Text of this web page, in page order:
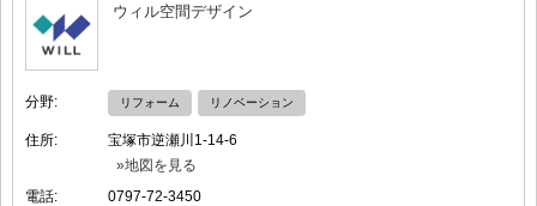
ウィル空間デザイン
分野: リフォーム リノベーション
住所:
宝塚市逆瀬川1-14-6
»地図を見る
電話:
0797-72-3450